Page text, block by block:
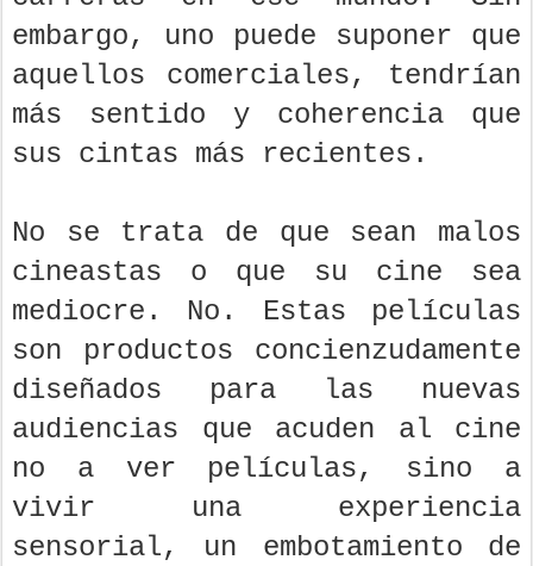
embargo, uno puede suponer que
aquellos comerciales, tendrían
más sentido y coherencia que
sus cintas más recientes.
No se trata de que sean malos
cineastas o que su cine sea
mediocre. No. Estas películas
son productos concienzudamente
diseñados para las nuevas
audiencias que acuden al cine
no a ver películas, sino a
vivir una experiencia
sensorial, un embotamiento de